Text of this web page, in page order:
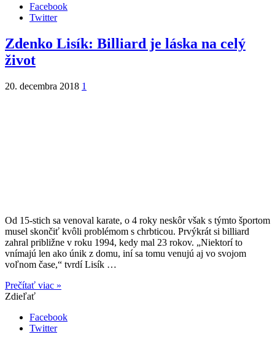
Facebook
Twitter
Zdenko Lisík: Billiard je láska na celý
život
20. decembra 2018 1
Od 15-stich sa venoval karate, o 4 roky neskôr však s týmto športom
musel skončiť kvôli problémom s chrbticou. Prvýkrát si billiard
zahral približne v roku 1994, kedy mal 23 rokov. „Niektorí to
vnímajú len ako únik z domu, iní sa tomu venujú aj vo svojom
voľnom čase,“ tvrdí Lisík …
Prečítať viac »
Zdieľať
Facebook
Twitter